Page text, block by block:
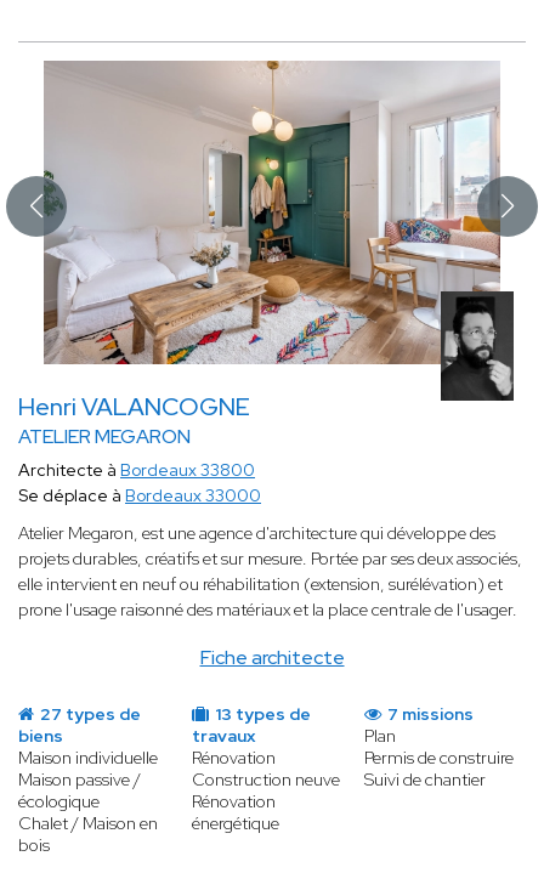
Henri VALANCOGNE
ATELIER MEGARON
Fiche architecte
Architecte à Bordeaux 33800
Se déplace à Bordeaux 33000
Atelier Megaron, est une agence d'architecture qui développe des
projets durables, créatifs et sur mesure. Portée par ses deux associés,
elle intervient en neuf ou réhabilitation (extension, surélévation) et
prone l'usage raisonné des matériaux et la place centrale de l'usager.
27 types de
biens
Maison individuelle
Maison passive /
écologique
Chalet / Maison en
bois
13 types de
travaux
Rénovation
Construction neuve
Rénovation
énergétique
7 missions
Plan
Permis de construire
Suivi de chantier